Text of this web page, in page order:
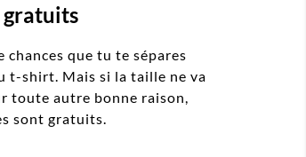
gratuits
chances que tu te sépares
t-shirt. Mais si la taille ne va
toute autre bonne raison,
sont gratuits.